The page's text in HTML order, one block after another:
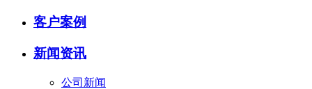
客户案例
新闻资讯
公司新闻